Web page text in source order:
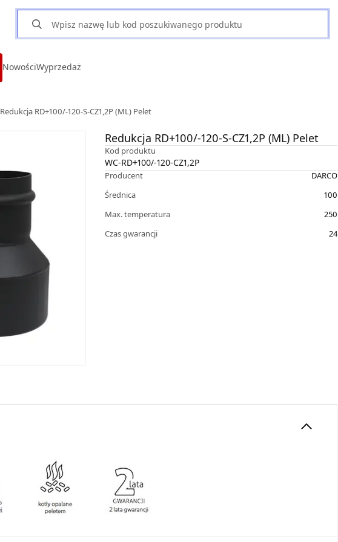
NowościWyprzedaż
Redukcja RD+100/-120-S-CZ1,2P (ML) Pelet
Redukcja RD+100/-120-S-CZ1,2P (ML) Pelet
Kod produktu
WC-RD+100/-120-CZ1,2P
Producent
DARCO
Średnica
100
Max. temperatura
250
Czas gwarancji
24